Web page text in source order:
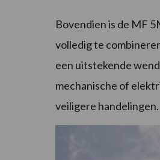
Bovendien is de MF
volledig te
een uitstekende
mechanische of
veiligere handelingen.